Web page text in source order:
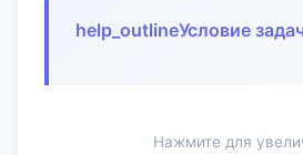
help_outlineУсловие
Нажмите для